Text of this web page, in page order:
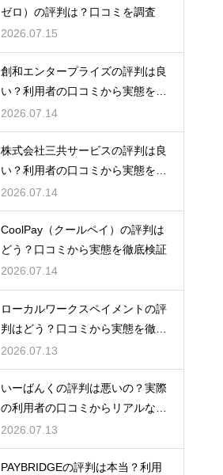
ゼロ）の評判は？口コミを調査
2026.07.15
創和エンタープライズの評判は良
い？利用者の口コミから実態を徹
底解説
2026.07.14
株式会社三共サービスの評判は良
い？利用者の口コミから実態を徹
底解説
2026.07.14
CoolPay（クールペイ）の評判は
どう？口コミから実態を徹底検証
2026.07.14
ローカルワークスペイメントの評
判はどう？口コミから実態を徹底
検証！
2026.07.13
いーばんくの評判は悪いの？実際
の利用者の口コミからリアルな実
態検証
2026.07.13
PAYBRIDGEの評判は本当？利用